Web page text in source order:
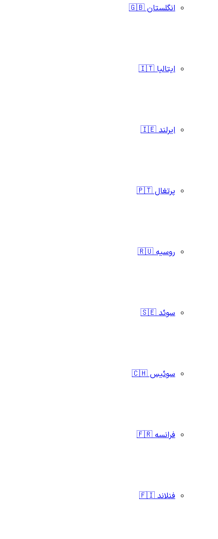
انگلستان 🇬🇧
ایتالیا 🇮🇹
ایرلند 🇮🇪
پرتغال 🇵🇹
روسیه 🇷🇺
سوئد 🇸🇪
سوئیس 🇨🇭
فرانسه 🇫🇷
فنلاند 🇫🇮